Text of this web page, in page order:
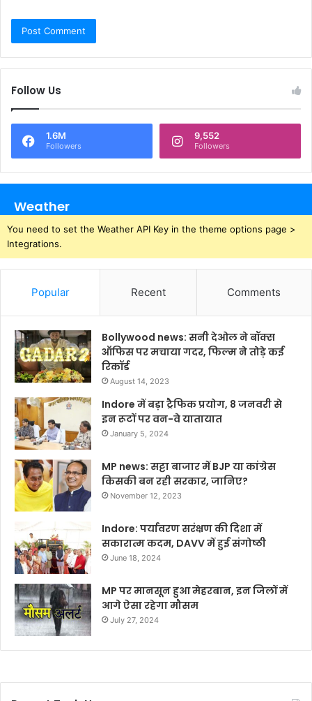
Follow Us
1.6M
Followers
9,552
Followers
Weather
You need to set the Weather API Key in the theme options page >
Integrations.
Popular Recent Comments
Bollywood news: सनी देओल ने बॉक्स
ऑफिस पर मचाया गदर, फिल्म ने तोड़े कई
रिकॉर्ड
August 14, 2023
Indore में बड़ा ट्रैफिक प्रयोग, 8 जनवरी से
इन रूटों पर वन-वे यातायात
January 5, 2024
MP news: सट्टा बाजार में BJP या कांग्रेस
किसकी बन रही सरकार, जानिए?
November 12, 2023
Indore: पर्यावरण सरंक्षण की दिशा में
सकारात्म कदम, DAVV में हुई संगोष्ठी
June 18, 2024
MP पर मानसून हुआ मेहरबान, इन जिलों में
आगे ऐसा रहेगा मौसम
July 27, 2024